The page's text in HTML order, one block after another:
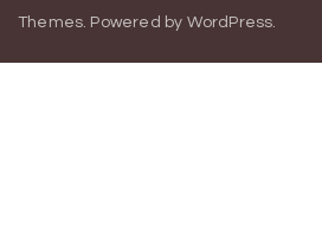
Themes. Powered by WordPress.